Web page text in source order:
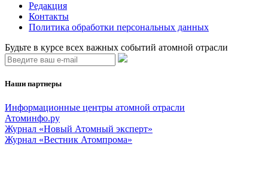
Редакция
Контакты
Политика обработки персональных данных
Будьте в курсе всех важных событий атомной отрасли
Наши партнеры
Информационные центры атомной отрасли
Атоминфо.ру
Журнал «Новый Атомный эксперт»
Журнал «Вестник Атомпрома»